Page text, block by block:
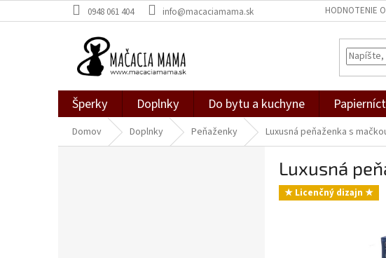
na
0948 061 404 info@macaciamama.sk HODNOTENIE
Šperky Doplnky Do bytu a kuchyne
Domov Doplnky Peňaženky Luxusná peňaženka s
Luxusná
★ Licenčný dizajn ★